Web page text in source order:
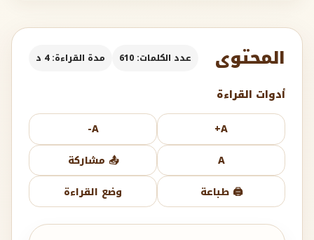
المحتوى عدد الكلمات: 610 مدة القراءة: 4 د
أدوات القراءة
A+
A-
A
📤 مشاركة
🖨️ طباعة
وضع القراءة